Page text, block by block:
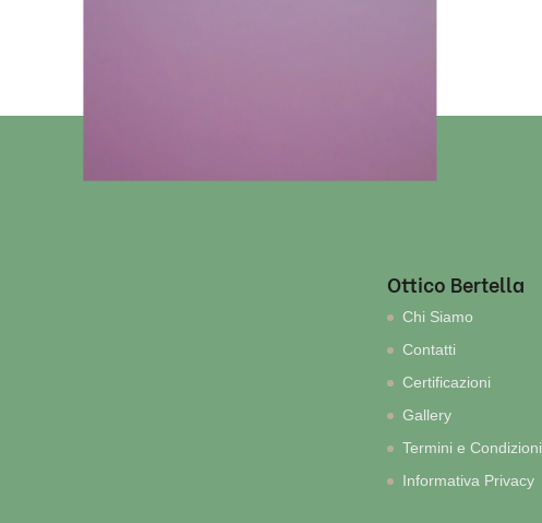
Ottico Bertella
Chi Siamo
Contatti
Certificazioni
Gallery
Termini e Condizioni
Informativa Privacy